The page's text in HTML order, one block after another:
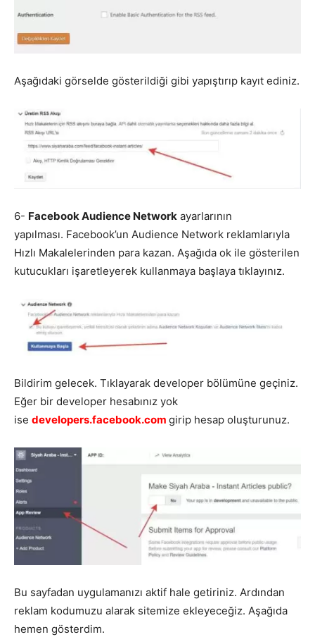
Aşağıdaki görselde gösterildiği gibi yapıştırıp kayıt ediniz.
6- Facebook Audience Network ayarlarının
yapılması. Facebook’un Audience Network reklamlarıyla
Hızlı Makalelerinden para kazan. Aşağıda ok ile gösterilen
kutucukları işaretleyerek kullanmaya başlaya tıklayınız.
Bildirim gelecek. Tıklayarak developer bölümüne geçiniz.
Eğer bir developer hesabınız yok
ise developers.facebook.com girip hesap oluşturunuz.
Bu sayfadan uygulamanızı aktif hale getiriniz. Ardından
reklam kodumuzu alarak sitemize ekleyeceğiz. Aşağıda
hemen gösterdim.